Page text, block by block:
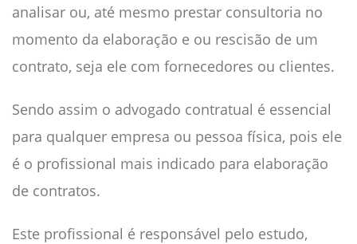
analisar ou, até mesmo prestar consultoria no
momento da elaboração e ou rescisão de um
contrato, seja ele com fornecedores ou clientes.
Sendo assim o advogado contratual é essencial
para qualquer empresa ou pessoa física, pois ele
é o profissional mais indicado para elaboração
de contratos.
Este profissional é responsável pelo estudo,